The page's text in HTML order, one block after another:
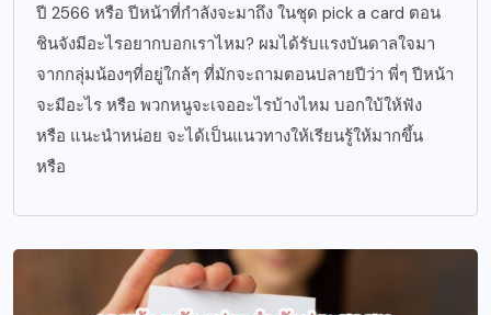
ปี 2566 หรือ ปีหน้าที่กำลังจะมาถึง ในชุด pick a card ตอน
ชินจังมีอะไรอยากบอกเราไหม? ผมได้รับแรงบันดาลใจมา
จากกลุ่มน้องๆที่อยู่ใกล้ๆ ที่มักจะถามตอนปลายปีว่า พี่ๆ ปีหน้า
จะมีอะไร หรือ พวกหนูจะเจออะไรบ้างไหม บอกใบ้ให้ฟัง
หรือ แนะนำหน่อย จะได้เป็นแนวทางให้เรียนรู้ให้มากขึ้น
หรือ